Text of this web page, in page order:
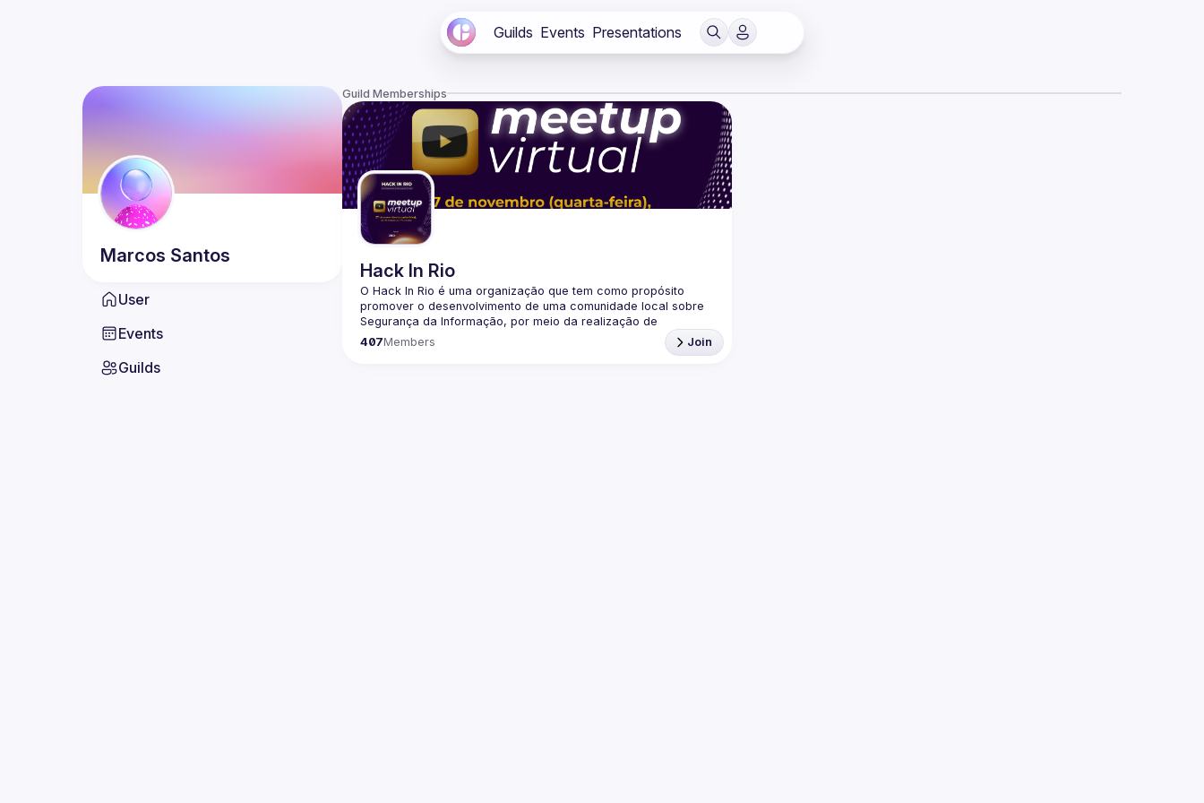
Guilds Events Presentations
Marcos Santos
User
Events
Guilds
Guild Memberships
Hack In Rio
O Hack In Rio é uma organização que tem como propósito
promover o desenvolvimento de uma comunidade local sobre
Segurança da Informação, por meio da realização de
407Members Join